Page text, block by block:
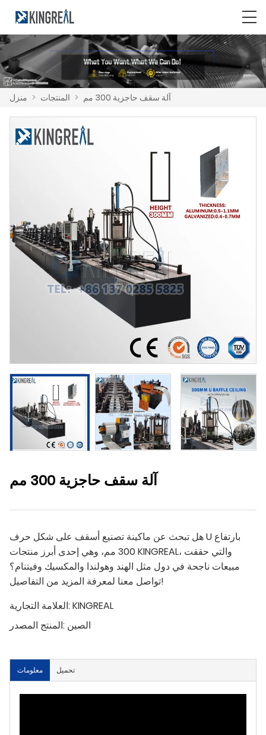
منزل > المنتجات > آلة سقف حاجزية 300 مم
آلة سقف حاجزية 300 مم
هل تبحث عن ماكينة تصنيع أسقف على شكل حرف U بارتفاع
300 مم، وهي إحدى أبرز منتجات KINGREAL، والتي حققت
مبيعات ناجحة في دول مثل الهند وهولندا والمكسيك وفيتنام؟
تواصل معنا لمعرفة المزيد من التفاصيل!
العلامة التجارية:KINGREAL
المنتج المصدر: الصين
معلومات تحميل